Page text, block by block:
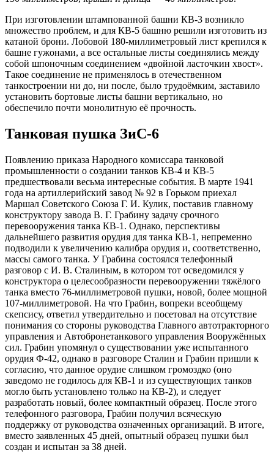
При изготовлении штампованной башни КВ-3 возникло
множество проблем, и для КВ-5 башню решили изготовить из
катаной брони. Лобовой 180-миллиметровый лист крепился к
башне гужонами, а все остальные листы соединялись между
собой шпоночным соединением «двойной ласточкин хвост».
Такое соединение не применялось в отечественном
танкостроении ни до, ни после, было трудоёмким, заставило
установить бортовые листы башни вертикально, но
обеспечило почти монолитную её прочность.
Танковая пушка ЗиС-6
Появлению приказа Народного комиссара танковой
промышленности о создании танков КВ-4 и КВ-5
предшествовали весьма интересные события. В марте 1941
года на артиллерийский завод № 92 в Горьком приехал
Маршал Советского Союза Г. И. Кулик, поставив главному
конструктору завода В. Г. Грабину задачу срочного
перевооружения танка КВ-1. Однако, перспективы
дальнейшего развития орудия для танка КВ-1, непременно
подводили к увеличению калибра орудия и, соответственно,
массы самого танка. У Грабина состоялся телефонный
разговор с И. В. Сталиным, в котором тот осведомился у
конструктора о целесообразности перевооружении тяжёлого
танка вместо 76-миллиметровой пушки, новой, более мощной
107-миллиметровой. На что Грабин, вопреки всеобщему
скепсису, ответил утвердительно и посетовал на отсутствие
понимания со стороны руководства Главного автотракторного
управления и Автобронетанкового управления Вооружённых
сил. Грабин упомянул о существовании уже испытанного
орудия Ф-42, однако в разговоре Сталин и Грабин пришли к
согласию, что данное орудие слишком громоздко (оно
заведомо не годилось для КВ-1 и из существующих танков
могло быть установлено только на КВ-2), и следует
разработать новый, более компактный образец. После этого
телефонного разговора, Грабин получил всяческую
поддержку от руководства означенных организаций. В итоге,
вместо заявленных 45 дней, опытный образец пушки был
создан и испытан за 38 дней.